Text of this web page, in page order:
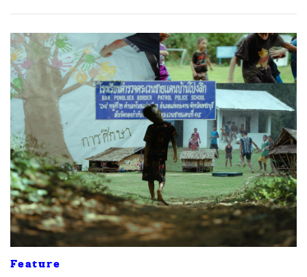
Feature